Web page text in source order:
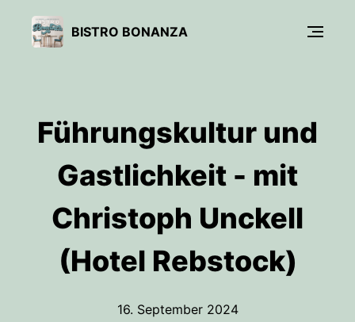
BISTRO BONANZA
Führungskultur und
Gastlichkeit - mit
Christoph Unckell
(Hotel Rebstock)
16. September 2024